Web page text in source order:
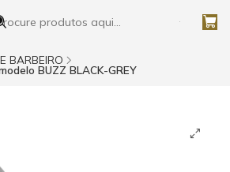
BARBEIRO
BUZZ BLACK-GREY